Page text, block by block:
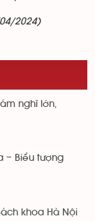
2024)
nghĩ lớn,
– Biểu tượng
khoa Hà Nội